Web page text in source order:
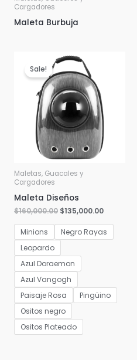
Cargadores
Maleta Burbuja
Sale!
Maletas, Guacales y
Cargadores
Maleta Diseños
$160,000.00 $135,000.00
Minions
Negro Rayas
Leopardo
Azul Doraemon
Azul Vangogh
Paisaje Rosa
Pingüino
Ositos negro
Ositos Plateado